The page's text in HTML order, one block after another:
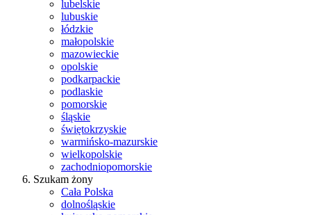
lubelskie
lubuskie
łódzkie
małopolskie
mazowieckie
opolskie
podkarpackie
podlaskie
pomorskie
śląskie
świętokrzyskie
warmińsko-mazurskie
wielkopolskie
zachodniopomorskie
Szukam żony
Cała Polska
dolnośląskie